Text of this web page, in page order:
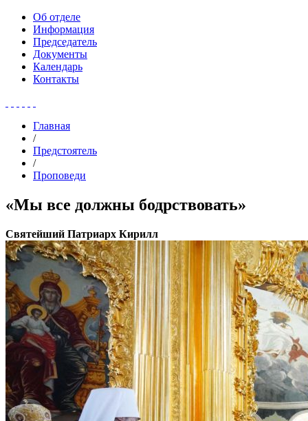
Об отделе
Информация
Председатель
Документы
Календарь
Контакты
Главная
/
Предстоятель
/
Проповеди
«Мы все должны бодрствовать»
Святейший Патриарх Кирилл